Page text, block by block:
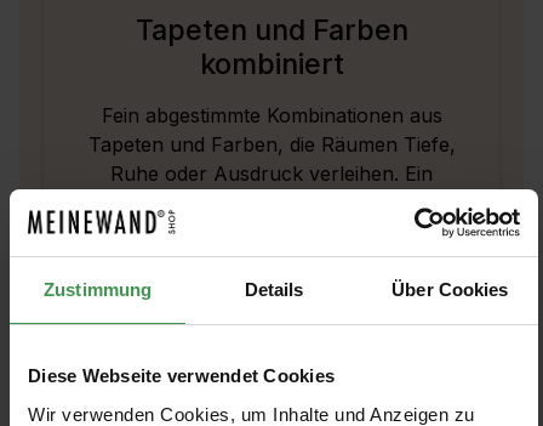
Zustimmung Details Über Cookies
Diese Webseite verwendet Cookies
Wir verwenden Cookies, um Inhalte und Anzeigen zu
Tapeten und Farben
kombiniert
Fein abgestimmte Kombinationen aus
Tapeten und Farben, die Räumen Tiefe,
Ruhe oder Ausdruck verleihen. Ein
Leitfaden für eine stilvolle Gestaltung.